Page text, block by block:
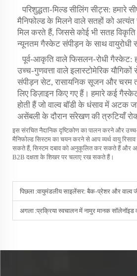
परिशुद्धता-मिल्ड सीलिंग सीट्स: हमारे
मैनिफोल्ड के मिलने वाले सतहों को
मिल करते हैं, जिससे कोई भी सतह विकृति
न्यूनतम गैस्केट संपीड़न के साथ वायुरोधी
पूर्व-आकृति वाले फिसलन-रोधी
उच्च-गुणवत्ता वाले इलास्टोमेरिक यौगिकों
संपीड़न सेट, रासायनिक सूजन और चरम
लिए डिज़ाइन किए गए हैं। हमारे कई
होती हैं जो वाल्व बॉडी के धंसाव में अटक
असेंबली के दौरान संरेखण की त्रुटियाँ
इस संरचित नैदानिक दृष्टिकोण का पालन करने और
मैनिफोल्ड सिस्टम का चयन करने से आप व्यर्थ वायु
सकते हैं, सिस्टम दबाव को अनुकूलित कर सकते हैं और
B2B दक्षता के शिखर पर चलाए रख सकते हैं।
पिछला :वायुमंडलीय साइलेंसर: बैक-प्रेशर और वाल्व
अगला :प्रक्रिया स्वचालन में नामुर मानक सॉलेनॉइड